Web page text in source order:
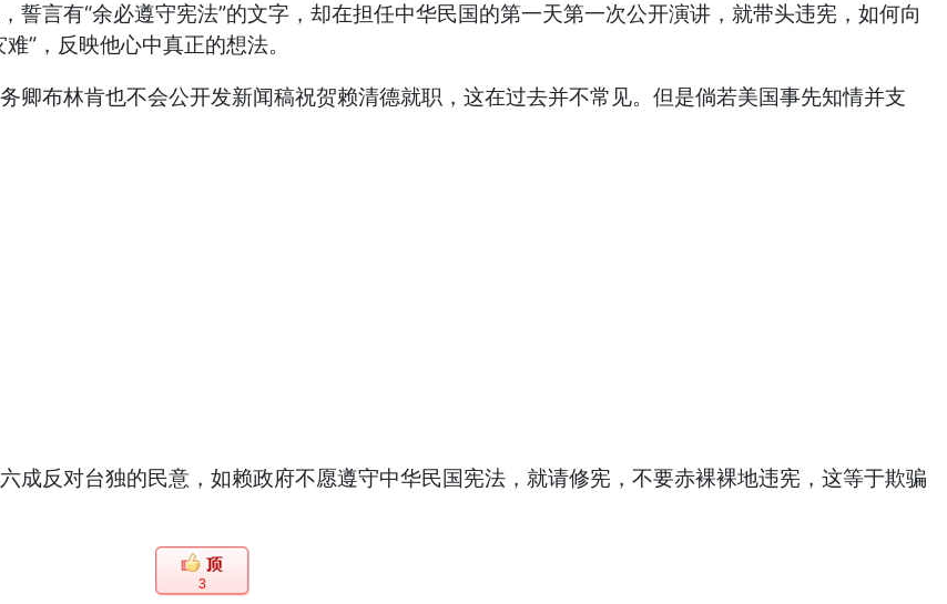
言有“余必遵守宪法”的文字，却在担任中华民国的第一天第一次公开演讲，就带头违宪，如何向
”，反映他心中真正的想法。
布林肯也不会公开发新闻稿祝贺赖清德就职，这在过去并不常见。但是倘若美国事先知情并支
反对台独的民意，如赖政府不愿遵守中华民国宪法，就请修宪，不要赤裸裸地违宪，这等于欺骗
3